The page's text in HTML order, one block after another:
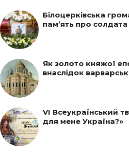
Білоцерківська
пам’ять про
Як золото княжої
внаслідок
VI Всеукраїнський
для мене Україна?»